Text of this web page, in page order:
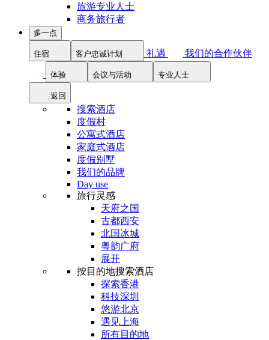
旅游专业人士
商务旅行者
多一点
住宿 客户忠诚计划 礼遇 我们的合作伙伴
体验 会议与活动 专业人士
返回
搜索酒店
度假村
公寓式酒店
家庭式酒店
度假别墅
我们的品牌
Day use
旅行灵感
天府之国
古都西安
北国冰城
粤韵广府
展开
按目的地搜索酒店
探索香港
科技深圳
悠游北京
遇见上海
所有目的地